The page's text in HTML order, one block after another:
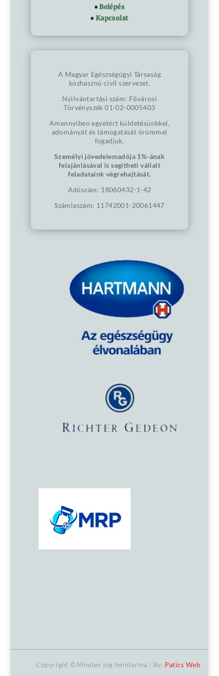
Belépés
Kapcsolat
A Magyar Egészségügyi Társaság
közhasznú civil szervezet.
Nyilvántartási szám: Fővárosi
Törvényszék 01-02-0005403
Amennyiben egyetért küldetésünkkel,
adományát és támogatását örömmel
fogadjuk.
Személyi jövedelemadója 1%-ának
felajánlásával is segítheti vállalt
feladataink végrehajtását.
Adószám: 18060432-1-42
Számlaszám: 11742001-20061447
Copyright © Minden jog fenntartva | By: Patics Web